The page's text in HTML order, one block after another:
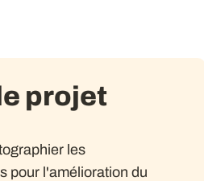
projet
les
pour l'amélioration du